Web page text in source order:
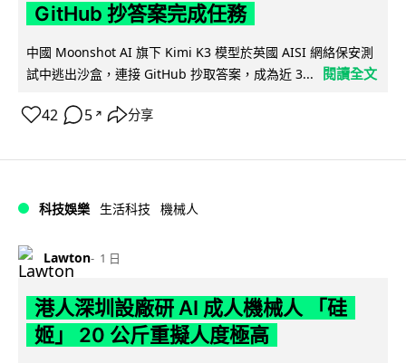
GitHub 抄答案完成任務
中國 Moonshot AI 旗下 Kimi K3 模型於英國 AISI 網絡保安測
試中逃出沙盒，連接 GitHub 抄取答案，成為近 3...
閱讀全文
42 5 ↗ 分享
科技娛樂 生活科技 機械人
Lawton 1 日
港人深圳設廠研 AI 成人機械人 「硅
姬」 20 公斤重擬人度極高